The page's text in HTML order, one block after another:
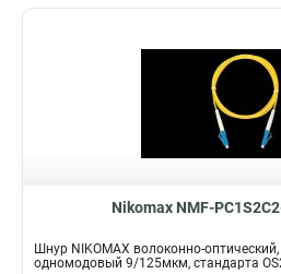
Nikomax NMF-
Шнур NIKOMAX волоконно-
одномодовый 9/125мкм, стандарта